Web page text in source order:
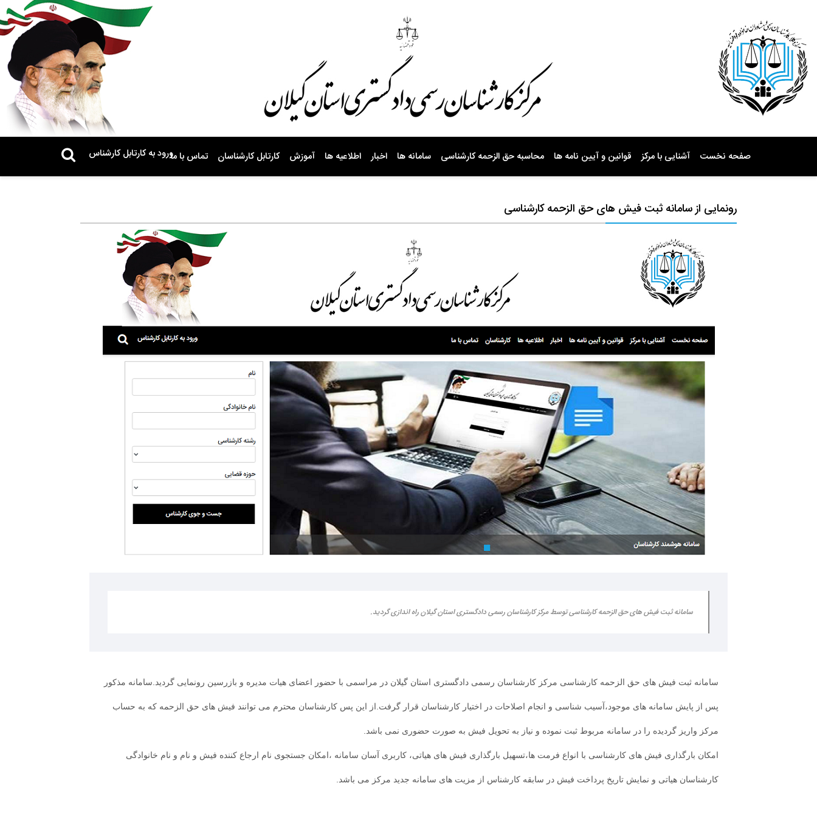
صفحه نخست آشنایی با مرکز قوانین و آیین نامه ها محاسبه حق الزحمه کارشناسی سامانه ها اخبار اطلاعیه ها آموزش کارتابل کارشناسان تماس با ماورود به کارتابل کارشناس
رونمایی از سامانه ثبت فیش های حق الزحمه کارشناسی
سامانه ثبت فیش های حق الزحمه کارشناسی توسط مرکز کارشناسان رسمی دادگستری استان گیلان راه اندازی گردید.
سامانه ثبت فیش های حق الزحمه کارشناسی مرکز کارشناسان رسمی دادگستری استان گیلان در مراسمی با حضور اعضای هیات مدیره و بازرسین رونمایی گردید.سامانه مذکور
پس از پایش سامانه های موجود،آسیب شناسی و انجام اصلاحات در اختیار کارشناسان قرار گرفت.از این پس کارشناسان محترم می توانند فیش های حق الزحمه که به حساب
مرکز واریز گردیده را در سامانه مربوط ثبت نموده و نیاز به تحویل فیش به صورت حضوری نمی باشد.
امکان بارگذاری فیش های کارشناسی با انواع فرمت ها،تسهیل بارگذاری فیش های هیاتی، کاربری آسان سامانه ،امکان جستجوی نام ارجاع کننده فیش و نام و نام خانوادگی
کارشناسان هیاتی و نمایش تاریخ پرداخت فیش در سابقه کارشناس از مزیت های سامانه جدید مرکز می باشد.